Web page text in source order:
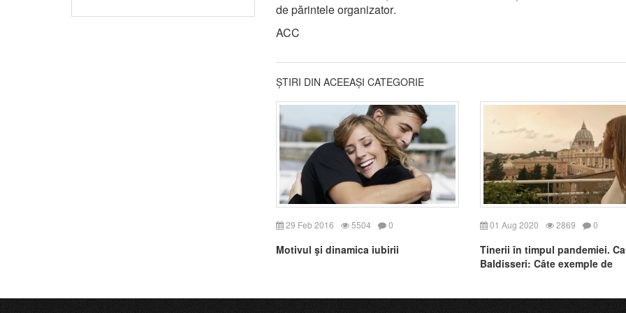
de părinteleorganizator.
ACC
ȘTIRI DIN ACEEAȘI CATEGORIE
29 Feb 2016 5504 0
Motivul şi dinamica iubirii
01 Aug 2020 2869 0
Tinerii în timpul pandemiei.
Baldisseri: Câte exemple de